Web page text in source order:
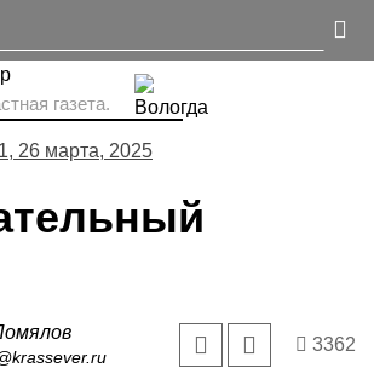
газета.
26 марта, 2025
3362